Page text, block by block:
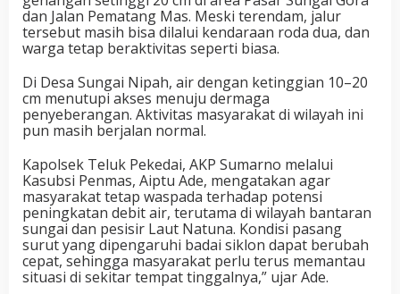
dan Jalan Pematang Mas. Meski terendam, jalur
tersebut masih bisa dilalui kendaraan roda dua, dan
warga tetap beraktivitas seperti biasa.
Di Desa Sungai Nipah, air dengan ketinggian 10–20
cm menutupi akses menuju dermaga
penyeberangan. Aktivitas masyarakat di wilayah ini
pun masih berjalan normal.
Kapolsek Teluk Pekedai, AKP Sumarno melalui
Kasubsi Penmas, Aiptu Ade, mengatakan agar
masyarakat tetap waspada terhadap potensi
peningkatan debit air, terutama di wilayah bantaran
sungai dan pesisir Laut Natuna. Kondisi pasang
surut yang dipengaruhi badai siklon dapat berubah
cepat, sehingga masyarakat perlu terus memantau
situasi di sekitar tempat tinggalnya,” ujar Ade.